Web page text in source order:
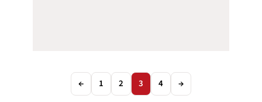
← 1 2 3 4 →